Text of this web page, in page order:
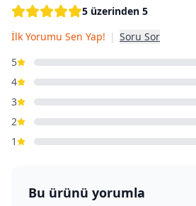
5 üzerinden 5
İlk Yorumu Sen Yap! | Soru Sor
5
4
3
2
1
Bu ürünü yorumla